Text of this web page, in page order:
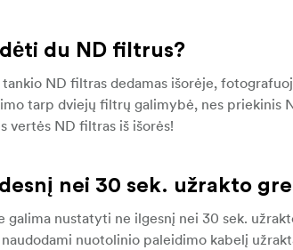
du ND filtrus?
ND filtras dedamas išorėje,
tarp dviejų filtrų galimybė, nes priekinis
vertės ND filtras iš išorės!
nei 30 sek. užrakto
galima nustatyti ne ilgesnį nei 30 sek.
nuotolinio paleidimo kabelį